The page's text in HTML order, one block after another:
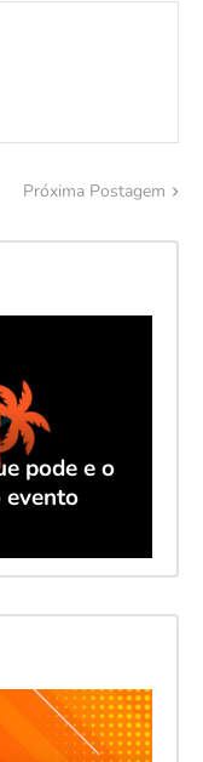
Próxima Postagem
pode e o
evento